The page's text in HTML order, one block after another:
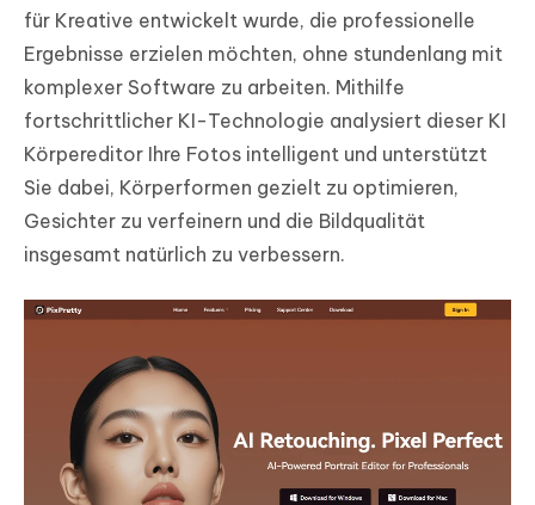
für Kreative entwickelt wurde, die professionelle
Ergebnisse erzielen möchten, ohne stundenlang mit
komplexer Software zu arbeiten. Mithilfe
fortschrittlicher KI-Technologie analysiert dieser KI
Körpereditor Ihre Fotos intelligent und unterstützt
Sie dabei, Körperformen gezielt zu optimieren,
Gesichter zu verfeinern und die Bildqualität
insgesamt natürlich zu verbessern.